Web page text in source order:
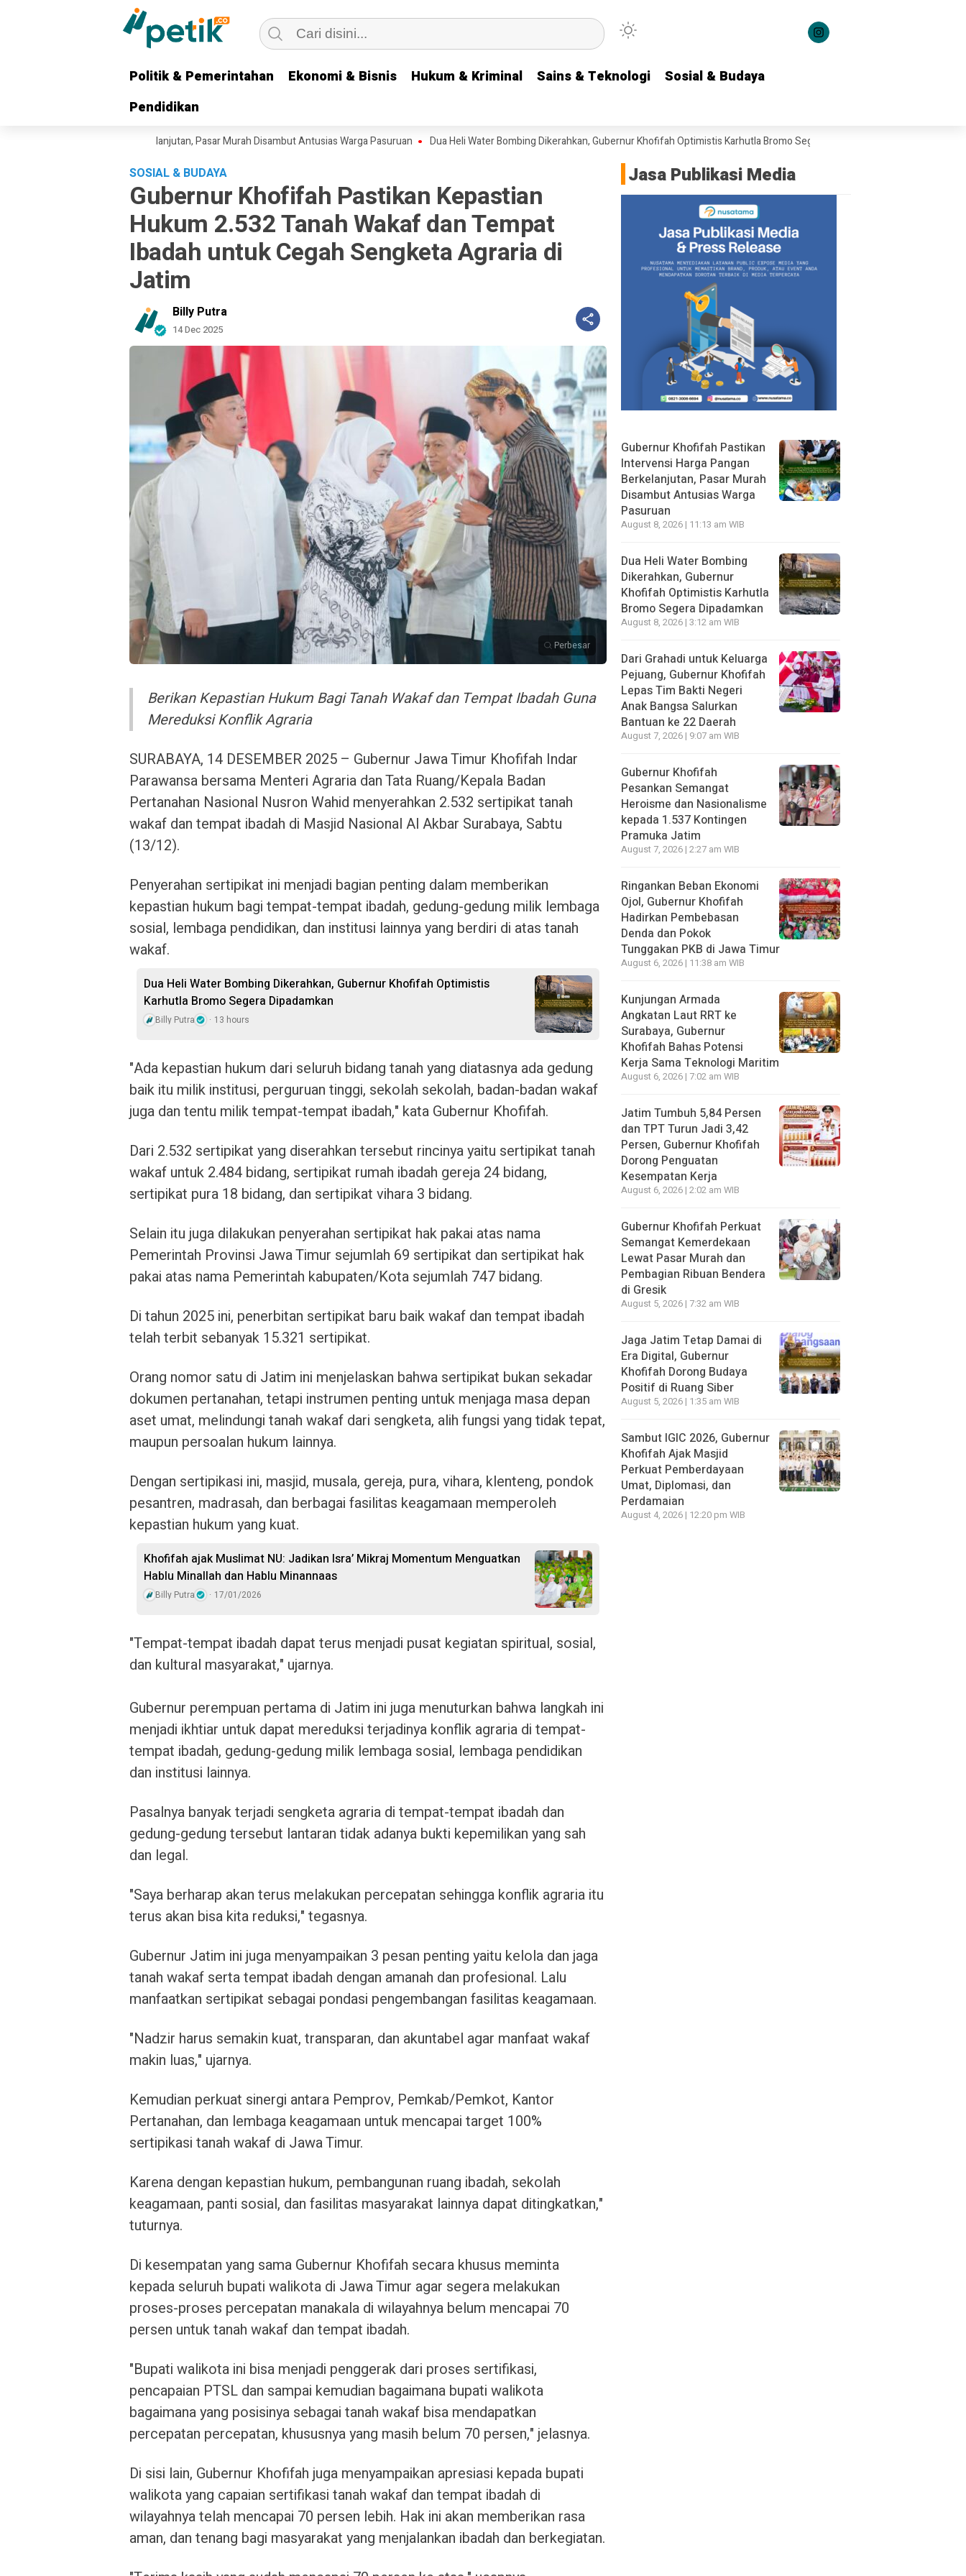
Politik & Pemerintahan Ekonomi & Bisnis Hukum & Kriminal Sains & Teknologi
Sosial & Budaya
Pendidikan
Politik & Pemerintahan Ekonomi & Bisnis Hukum & Kriminal Sains & Teknologi
Sosial & Budaya
Pendidikan
Harga Pangan Berkelanjutan, Pasar Murah Disambut Antusias Warga Pasuruan Dua Heli Water Bombing Dikerahkan, Gubernur Khofifah Optimistis Karhutla Bromo Segera Dipadamkan
SOSIAL & BUDAYA
Gubernur Khofifah Pastikan Kepastian
Hukum 2.532 Tanah Wakaf dan Tempat
Ibadah untuk Cegah Sengketa Agraria di
Jatim
Billy Putra
14 Dec 2025
Perbesar
Berikan Kepastian Hukum Bagi Tanah Wakaf dan Tempat Ibadah Guna
Mereduksi Konflik Agraria
SURABAYA, 14 DESEMBER 2025 – Gubernur Jawa Timur Khofifah Indar
Parawansa bersama Menteri Agraria dan Tata Ruang/Kepala Badan
Pertanahan Nasional Nusron Wahid menyerahkan 2.532 sertipikat tanah
wakaf dan tempat ibadah di Masjid Nasional Al Akbar Surabaya, Sabtu
(13/12).
Penyerahan sertipikat ini menjadi bagian penting dalam memberikan
kepastian hukum bagi tempat-tempat ibadah, gedung-gedung milik lembaga
sosial, lembaga pendidikan, dan institusi lainnya yang berdiri di atas tanah
wakaf.
Dua Heli Water Bombing Dikerahkan, Gubernur Khofifah Optimistis
Karhutla Bromo Segera Dipadamkan
Billy Putra 13 hours
"Ada kepastian hukum dari seluruh bidang tanah yang diatasnya ada gedung
baik itu milik institusi, perguruan tinggi, sekolah sekolah, badan-badan wakaf
juga dan tentu milik tempat-tempat ibadah," kata Gubernur Khofifah.
Dari 2.532 sertipikat yang diserahkan tersebut rincinya yaitu sertipikat tanah
wakaf untuk 2.484 bidang, sertipikat rumah ibadah gereja 24 bidang,
sertipikat pura 18 bidang, dan sertipikat vihara 3 bidang.
Selain itu juga dilakukan penyerahan sertipikat hak pakai atas nama
Pemerintah Provinsi Jawa Timur sejumlah 69 sertipikat dan sertipikat hak
pakai atas nama Pemerintah kabupaten/Kota sejumlah 747 bidang.
Di tahun 2025 ini, penerbitan sertipikat baru baik wakaf dan tempat ibadah
telah terbit sebanyak 15.321 sertipikat.
Orang nomor satu di Jatim ini menjelaskan bahwa sertipikat bukan sekadar
dokumen pertanahan, tetapi instrumen penting untuk menjaga masa depan
aset umat, melindungi tanah wakaf dari sengketa, alih fungsi yang tidak tepat,
maupun persoalan hukum lainnya.
Dengan sertipikasi ini, masjid, musala, gereja, pura, vihara, klenteng, pondok
pesantren, madrasah, dan berbagai fasilitas keagamaan memperoleh
kepastian hukum yang kuat.
Khofifah ajak Muslimat NU: Jadikan Isra’ Mikraj Momentum Menguatkan
Hablu Minallah dan Hablu Minannaas
Billy Putra 17/01/2026
"Tempat-tempat ibadah dapat terus menjadi pusat kegiatan spiritual, sosial,
dan kultural masyarakat," ujarnya.
Gubernur perempuan pertama di Jatim ini juga menuturkan bahwa langkah ini
menjadi ikhtiar untuk dapat mereduksi terjadinya konflik agraria di tempat-
tempat ibadah, gedung-gedung milik lembaga sosial, lembaga pendidikan
dan institusi lainnya.
Pasalnya banyak terjadi sengketa agraria di tempat-tempat ibadah dan
gedung-gedung tersebut lantaran tidak adanya bukti kepemilikan yang sah
dan legal.
"Saya berharap akan terus melakukan percepatan sehingga konflik agraria itu
terus akan bisa kita reduksi," tegasnya.
Gubernur Jatim ini juga menyampaikan 3 pesan penting yaitu kelola dan jaga
tanah wakaf serta tempat ibadah dengan amanah dan profesional. Lalu
manfaatkan sertipikat sebagai pondasi pengembangan fasilitas keagamaan.
"Nadzir harus semakin kuat, transparan, dan akuntabel agar manfaat wakaf
makin luas," ujarnya.
Kemudian perkuat sinergi antara Pemprov, Pemkab/Pemkot, Kantor
Pertanahan, dan lembaga keagamaan untuk mencapai target 100%
sertipikasi tanah wakaf di Jawa Timur.
Karena dengan kepastian hukum, pembangunan ruang ibadah, sekolah
keagamaan, panti sosial, dan fasilitas masyarakat lainnya dapat ditingkatkan,"
tuturnya.
Di kesempatan yang sama Gubernur Khofifah secara khusus meminta
kepada seluruh bupati walikota di Jawa Timur agar segera melakukan
proses-proses percepatan manakala di wilayahnya belum mencapai 70
persen untuk tanah wakaf dan tempat ibadah.
"Bupati walikota ini bisa menjadi penggerak dari proses sertifikasi,
pencapaian PTSL dan sampai kemudian bagaimana bupati walikota
bagaimana yang posisinya sebagai tanah wakaf bisa mendapatkan
percepatan percepatan, khususnya yang masih belum 70 persen," jelasnya.
Di sisi lain, Gubernur Khofifah juga menyampaikan apresiasi kepada bupati
walikota yang capaian sertifikasi tanah wakaf dan tempat ibadah di
wilayahnya telah mencapai 70 persen lebih. Hak ini akan memberikan rasa
aman, dan tenang bagi masyarakat yang menjalankan ibadah dan berkegiatan.
Jasa Publikasi Media
Gubernur Khofifah Pastikan
Intervensi Harga Pangan
Berkelanjutan, Pasar Murah
Disambut Antusias Warga
Pasuruan
August 8, 2026 | 11:13 am WIB
Dua Heli Water Bombing
Dikerahkan, Gubernur
Khofifah Optimistis Karhutla
Bromo Segera Dipadamkan
August 8, 2026 | 3:12 am WIB
Dari Grahadi untuk Keluarga
Pejuang, Gubernur Khofifah
Lepas Tim Bakti Negeri
Anak Bangsa Salurkan
Bantuan ke 22 Daerah
August 7, 2026 | 9:07 am WIB
Gubernur Khofifah
Pesankan Semangat
Heroisme dan Nasionalisme
kepada 1.537 Kontingen
Pramuka Jatim
August 7, 2026 | 2:27 am WIB
Ringankan Beban Ekonomi
Ojol, Gubernur Khofifah
Hadirkan Pembebasan
Denda dan Pokok
Tunggakan PKB di Jawa Timur
August 6, 2026 | 11:38 am WIB
Kunjungan Armada
Angkatan Laut RRT ke
Surabaya, Gubernur
Khofifah Bahas Potensi
Kerja Sama Teknologi Maritim
August 6, 2026 | 7:02 am WIB
Jatim Tumbuh 5,84 Persen
dan TPT Turun Jadi 3,42
Persen, Gubernur Khofifah
Dorong Penguatan
Kesempatan Kerja
August 6, 2026 | 2:02 am WIB
Gubernur Khofifah Perkuat
Semangat Kemerdekaan
Lewat Pasar Murah dan
Pembagian Ribuan Bendera
di Gresik
August 5, 2026 | 7:32 am WIB
Jaga Jatim Tetap Damai di
Era Digital, Gubernur
Khofifah Dorong Budaya
Positif di Ruang Siber
August 5, 2026 | 1:35 am WIB
Sambut IGIC 2026, Gubernur
Khofifah Ajak Masjid
Perkuat Pemberdayaan
Umat, Diplomasi, dan
Perdamaian
August 4, 2026 | 12:20 pm WIB